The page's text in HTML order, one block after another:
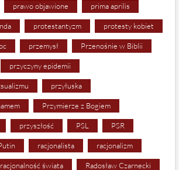
prawo objawione prima aprilis
protestantyzm protesty kobiet
przemysł Przenośnie w Biblii
przyczyny epidemii
przyłuska
Przymierze z Bogiem
przyszłość PSL PSR
racjonalista racjonalizm
racjonalność świata Radosław Czarnecki